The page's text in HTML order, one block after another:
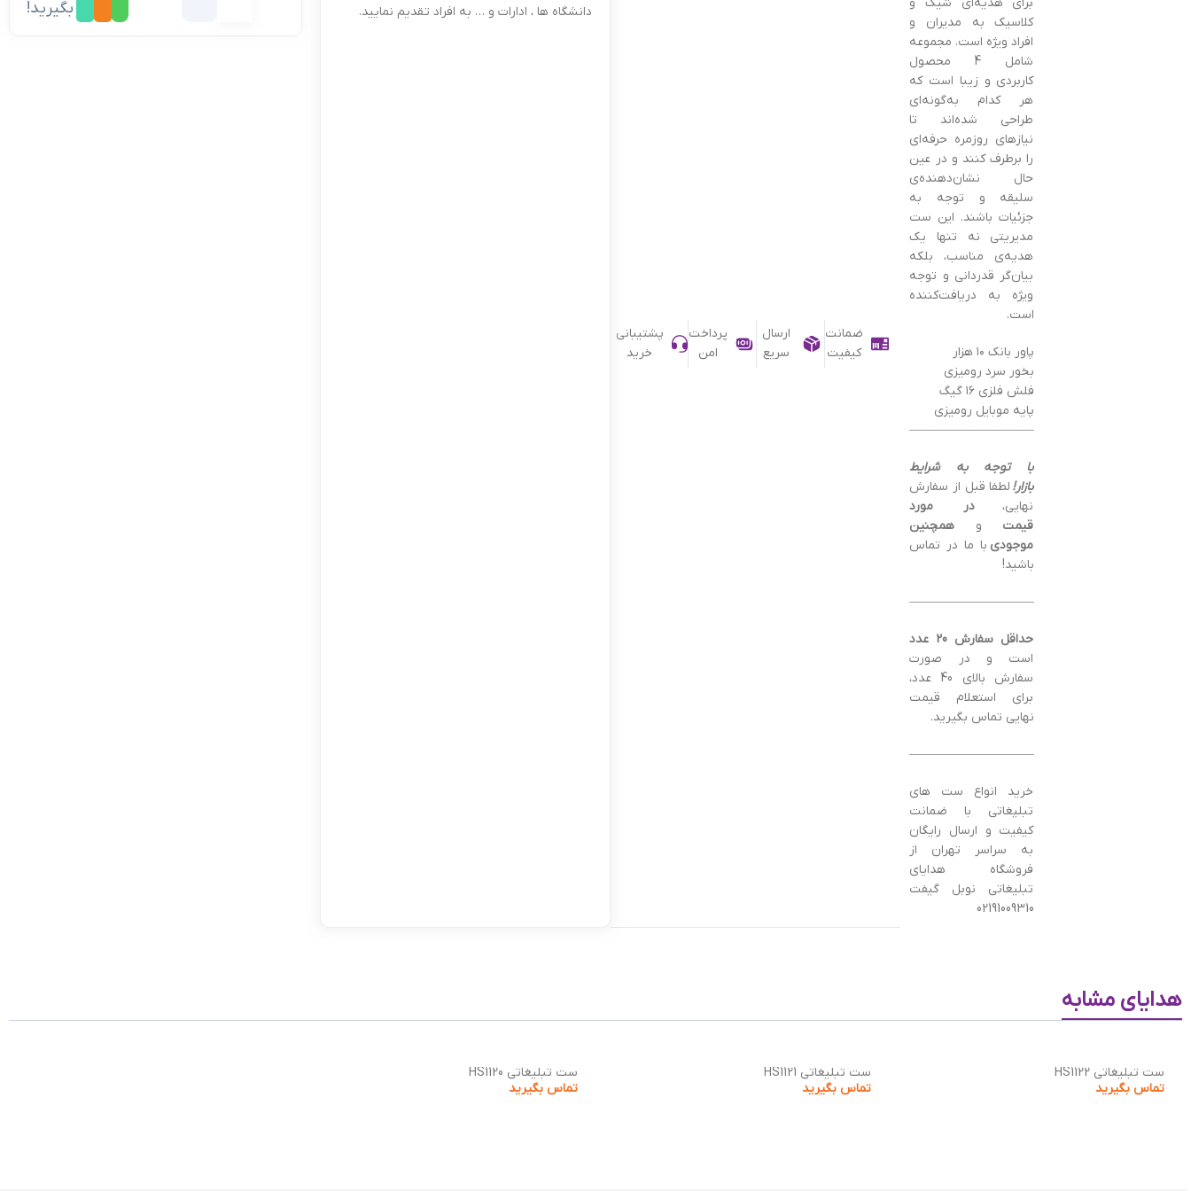
کلاسیک به مدیران و
افراد ویژه است. مجموعه
شامل 4 محصول
کاربردی و زیبا است که
هر کدام به‌گونه‌ای
طراحی شده‌اند تا
نیازهای روزمره حرفه‌ای
را برطرف کنند و در عین
حال نشان‌دهنده‌ی
سلیقه و توجه به
جزئیات باشند. این ست
مدیریتی نه تنها یک
هدیه‌ی مناسب، بلکه
بیان‌گر قدردانی و توجه
ویژه به دریافت‌کننده
است.
پاور بانک ۱۰ هزار
بخور سرد رومیزی
فلش فلزی ۱۶ گیگ
پایه موبایل رومیزی
———————————————–
با توجه به شرایط
بازار!لطفا قبل از سفارش
نهایی،
در مورد
قیمتو
همچنین
موجودیبا ما در تماس
باشید!
———————————————–
حداقل سفارش 20 عدد
است و در صورت
سفارش بالای 40 عدد،
برای استعلام قیمت
نهایی تماس بگیرید.
———————————————–
خرید انواع ست های
تبلیغاتی با ضمانت
کیفیت و ارسال رایگان
به سراسر تهران از
فروشگاه هدایای
تبلیغاتی نوبل گیفت
02191009310
ضمانت
کیفیت
ارسال
سریع
پرداخت
امن
پشتیبانی
خرید
دانشگاه ها ، ادارات و … به افراد تقدیم نمایید.
بگیرید!
هدایای مشابه
ست تبلیغاتی HS1122
تماس بگیرید
ست تبلیغاتی HS1121
تماس بگیرید
ست تبلیغاتی HS1120
تماس بگیرید